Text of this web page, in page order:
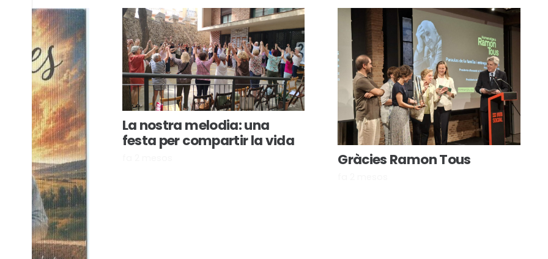
La nostra melodia: una
festa per compartir la vida
Gràcies Ramon Tous